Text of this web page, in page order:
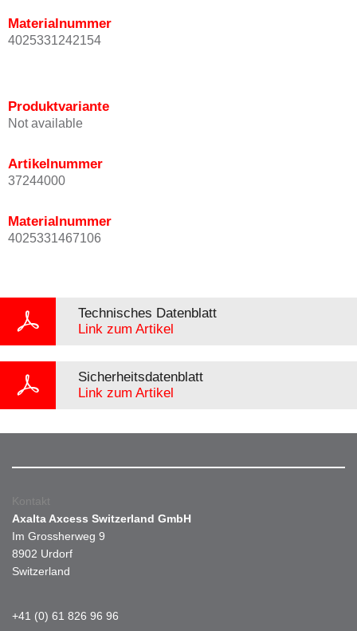
Materialnummer
4025331242154
Produktvariante
Not available
Artikelnummer
37244000
Materialnummer
4025331467106
Technisches Datenblatt
Link zum Artikel
Sicherheitsdatenblatt
Link zum Artikel
Kontakt
Axalta Axcess Switzerland GmbH
Im Grossherweg 9
8902 Urdorf
Switzerland
+41 (0) 61 826 96 96